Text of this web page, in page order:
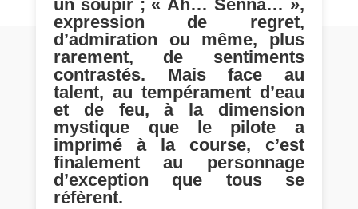
un soupir ; « Ah… Senna… »,
expression de regret,
d’admiration ou même, plus
rarement, de sentiments
contrastés. Mais face au
talent, au tempérament d’eau
et de feu, à la dimension
mystique que le pilote a
imprimé à la course, c’est
finalement au personnage
d’exception que tous se
réfèrent.